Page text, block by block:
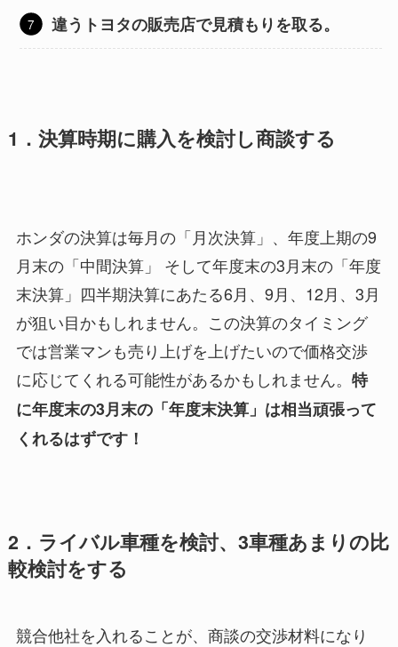
違うトヨタの販売店で見積もりを取る。
1．決算時期に購入を検討し商談する
ホンダの決算は毎月の「月次決算」、年度上期の9
月末の「中間決算」 そして年度末の3月末の「年度
末決算」四半期決算にあたる6月、9月、12月、3月
が狙い目かもしれません。この決算のタイミング
では営業マンも売り上げを上げたいので価格交渉
に応じてくれる可能性があるかもしれません。 特
に年度末の3月末の「年度末決算」は相当頑張って
くれるはずです！
2．ライバル車種を検討、3車種あまりの比
較検討をする
競合他社を入れることが、商談の交渉材料になり